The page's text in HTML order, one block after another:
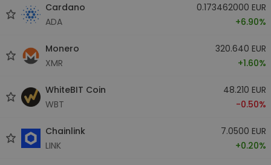
Cardano
ADA
0.173462000 EUR
+6.90%
Monero
XMR
320.640 EUR
+1.60%
WhiteBIT Coin
WBT
48.210 EUR
-0.50%
Chainlink
LINK
7.0500 EUR
+0.20%